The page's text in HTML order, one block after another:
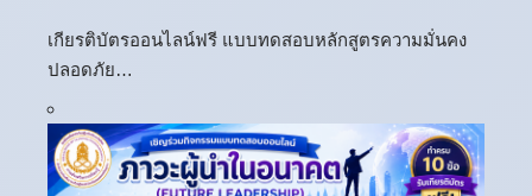
เกียรติบัตรออนไลน์ฟรี แบบทดสอบหลักสูตรความมั่นคง
ปลอดภัย…